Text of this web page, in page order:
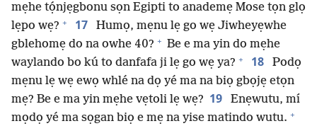
mẹhe tọ́njẹgbonu sọn Egipti to anademẹ Mose tọn glọ
lẹpo wẹ? + 17
Humọ, mẹnu lẹ go wẹ Jiwheyẹwhe
gblehomẹ do na owhe 40? + Be e ma yin do mẹhe
waylando bo kú to danfafa ji lẹ go wẹ ya? + 18
Podọ
mẹnu lẹ wẹ ewọ whlé na dọ yé ma na biọ gbọjẹ etọn
mẹ? Be e ma yin mẹhe vẹtoli lẹ wẹ? 19
Enẹwutu, mí
mọdọ yé ma sọgan biọ e mẹ na yise matindo wutu. +